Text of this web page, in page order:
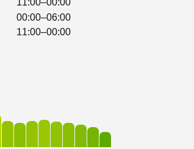
11:00–00:00
00:00–06:00
11:00–00:00